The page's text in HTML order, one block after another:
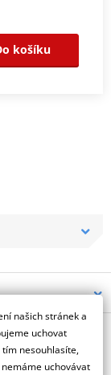
košíku
našich stránek a
uchovat
nesouhlasíte,
uchovávat